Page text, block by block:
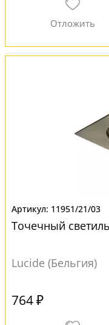
11951/21/03
Точечный
Lucide (Бельгия)
764 ₽